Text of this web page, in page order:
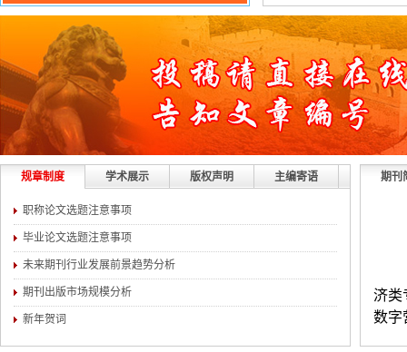
规章制度 学术展示 版权声明 主编寄语
职称论文选题注意事项
毕业论文选题注意事项
未来期刊行业发展前景趋势分析
期刊出版市场规模分析
新年贺词
期刊
济类
数字